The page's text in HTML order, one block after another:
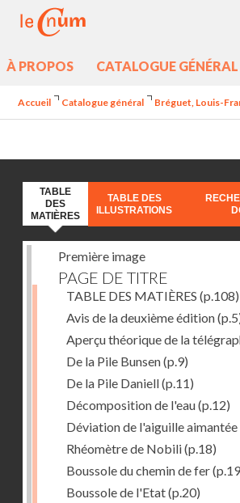
À PROPOS CATALOGUE GÉNÉRAL
Accueil Catalogue général Bréguet, Louis-
TABLE
DES
MATIÈRES
TABLE DES
ILLUSTRATIONS
Première image
PAGE DE TITRE
TABLE DES MATIÈRES (p.108)
Avis de la deuxième édition
Aperçu théorique de la
De la Pile Bunsen(p.9)
De la Pile Daniell(p.11)
Décomposition de l'eau(p.12)
Déviation de l'aiguille aimantée
Rhéomètre de Nobili(p.18)
Boussole du chemin de fer
Boussole de l'Etat(p.20)